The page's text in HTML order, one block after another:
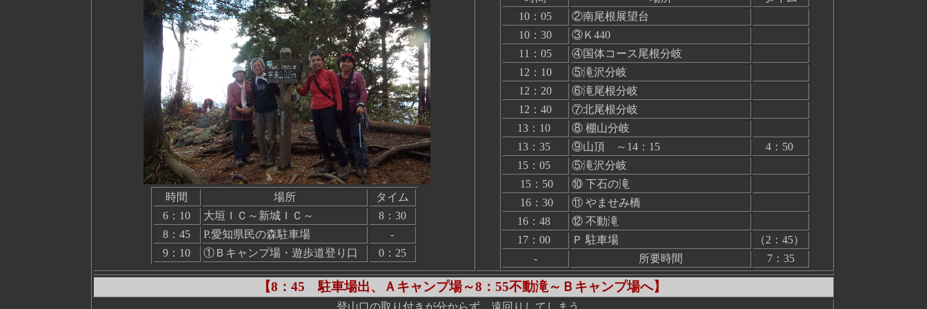
時間 場所
タイム
6：10
大垣ＩＣ～新城ＩＣ～
8：30
8：45
P.愛知県民の森駐車場
-
9：10
①Ｂキャンプ場・遊歩道登り口 0：25
10：05
②南尾根展望台
10：30
③Ｋ440
11：05
④国体コース尾根分岐
12：10
⑤滝沢分岐
12：20
⑥滝尾根分岐
12：40
⑦北尾根分岐
13：10
⑧ 棚山分岐
13：35
⑨山頂 ～14：15
4：50
15：05
⑤滝沢分岐
15：50
⑩ 下石の滝
16：30
⑪ やませみ橋
16：48
⑫ 不動滝
17：00
Ｐ 駐車場
（2：45）
-
所要時間 7：35
【8：45 駐車場出、Ａキャンプ場～8：55不動滝～Ｂキャンプ場へ】
登山口の取り付きが分からず、遠回りしてしまう。